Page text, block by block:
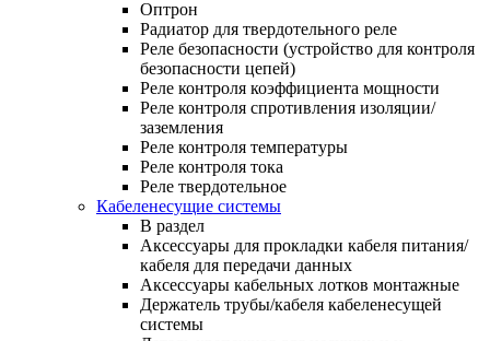
Оптрон
Радиатор для твердотельного реле
Реле безопасности (устройство для контроля
безопасности цепей)
Реле контроля коэффициента мощности
Реле контроля спротивления изоляции/
заземления
Реле контроля температуры
Реле контроля тока
Реле твердотельное
Кабеленесущие системы
В раздел
Аксессуары для прокладки кабеля питания/
кабеля для передачи данных
Аксессуары кабельных лотков монтажные
Держатель трубы/кабеля кабеленесущей
системы